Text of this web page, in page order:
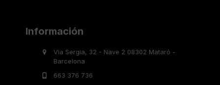
Información
Via Sergia, 32 - Nave 2 08302 Mataró -
Barcelona
663 376 736